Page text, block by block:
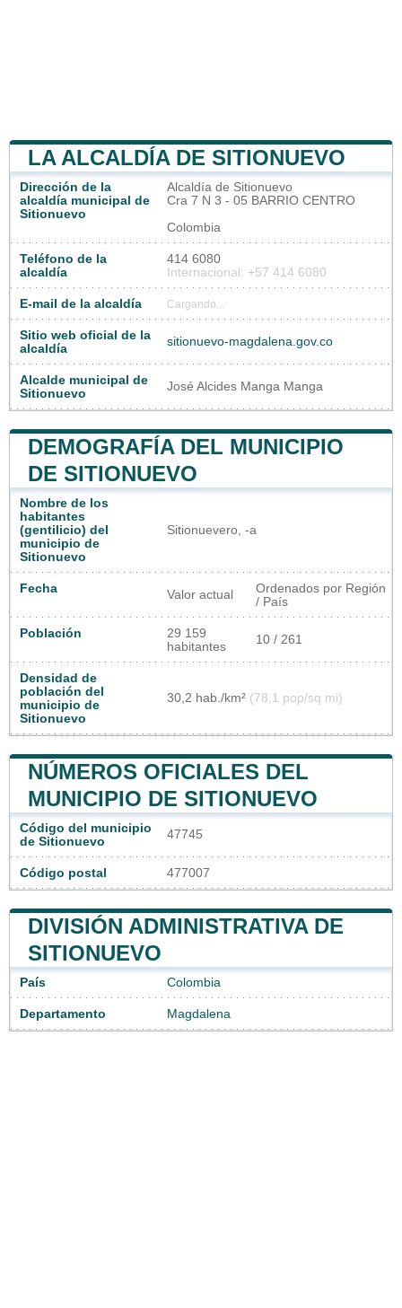
LA ALCALDÍA DE SITIONUEVO
Dirección de la
alcaldía municipal de
Sitionuevo
Alcaldía de Sitionuevo
Cra 7 N 3 - 05 BARRIO CENTRO
Colombia
Teléfono de la
alcaldía
414 6080
Internacional: +57 414 6080
E-mail de la alcaldía Cargando...
Sitio web oficial de la
alcaldía
sitionuevo-magdalena.gov.co
Alcalde municipal de
Sitionuevo
José Alcides Manga Manga
DEMOGRAFÍA DEL MUNICIPIO
DE SITIONUEVO
Nombre de los
habitantes
(gentilicio) del
municipio de
Sitionuevo
Sitionuevero, -a
Fecha Valor actual
Ordenados por Región
/ País
Población
29 159
habitantes
10 / 261
Densidad de
población del
municipio de
Sitionuevo
30,2 hab./km² (78,1 pop/sq mi)
NÚMEROS OFICIALES DEL
MUNICIPIO DE SITIONUEVO
Código del municipio
de Sitionuevo
47745
Código postal 477007
DIVISIÓN ADMINISTRATIVA DE
SITIONUEVO
País Colombia
Departamento Magdalena